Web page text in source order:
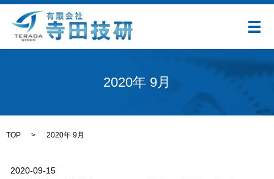
メ
2020年 9月
TOP 2020年 9月
2020-09-15